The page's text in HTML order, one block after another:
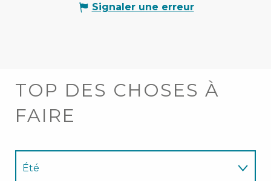
Signaler une erreur
TOP DES CHOSES À
FAIRE
Été